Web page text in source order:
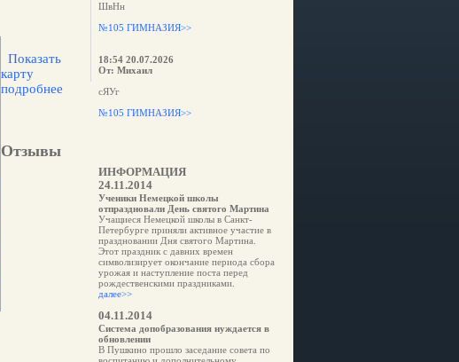
Показать
карту
подробнее
Отзывы
ШвНн
№105 ГИМНАЗИЯ>>
18:54 20.07.2026
От: Михаил
сЯУг
№105 ГИМНАЗИЯ>>
ИНФОРМАЦИЯ
24.11.2014
Ученики Немецкой школы
отпраздновали День святого Мартина
Учащиеся Немецкой школы в Санкт-
Петербурге приняли активное участие в
праздновании Дня святого Мартина.
Этот праздник с давних времен
символизирует окончание периода сбора
урожая и наступление поста перед
рождественскими праздниками.
далее>>
04.11.2014
Система допобразования нуждается в
обновлении
В Пушкино прошло заседание совета по